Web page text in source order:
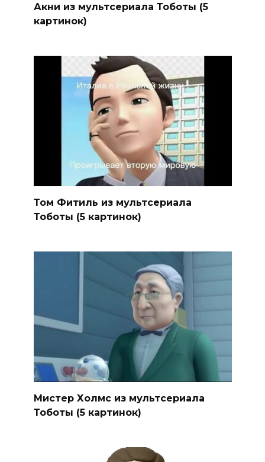
Акни из мультсериала Тоботы (5
картинок)
Том Фитиль из мультсериала
Тоботы (5 картинок)
Мистер Холмс из мультсериала
Тоботы (5 картинок)